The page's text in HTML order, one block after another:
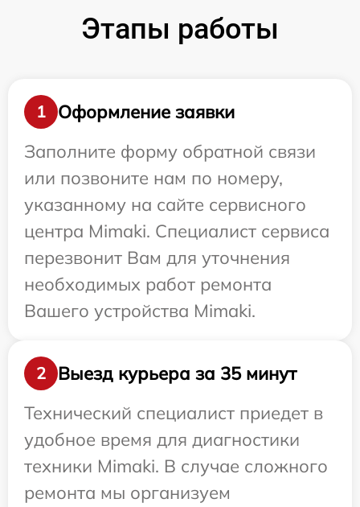
Этапы работы
1
Оформление заявки
Заполните форму обратной связи
или позвоните нам по номеру,
указанному на сайте сервисного
центра Mimaki. Специалист сервиса
перезвонит Вам для уточнения
необходимых работ ремонта
Вашего устройства Mimaki.
2
Выезд курьера за 35 минут
Технический специалист приедет в
удобное время для диагностики
техники Mimaki. В случае сложного
ремонта мы организуем